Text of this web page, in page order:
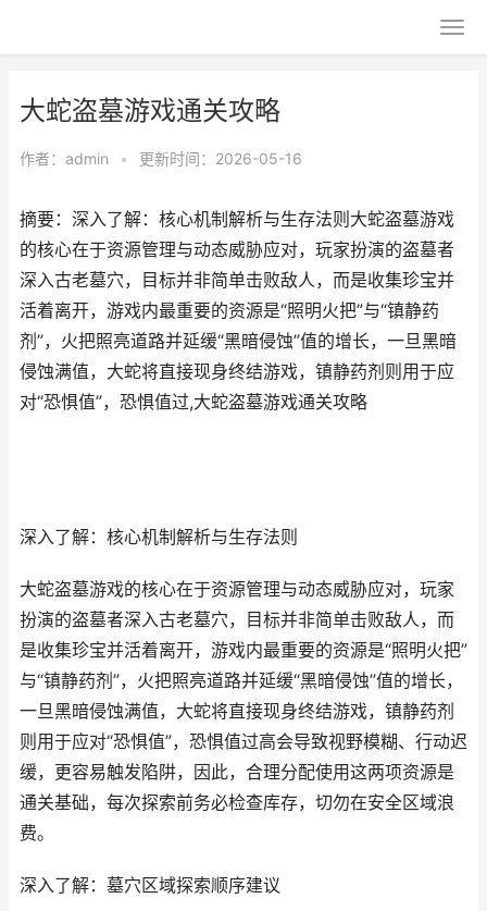
大蛇盗墓游戏通关攻略
作者： admin • 更新时间：2026-05-16
摘要：深入了解：核心机制解析与生存法则大蛇盗墓游戏
的核心在于资源管理与动态威胁应对，玩家扮演的盗墓者
深入古老墓穴，目标并非简单击败敌人，而是收集珍宝并
活着离开，游戏内最重要的资源是“照明火把”与“镇静药
剂”，火把照亮道路并延缓“黑暗侵蚀”值的增长，一旦黑暗
侵蚀满值，大蛇将直接现身终结游戏，镇静药剂则用于应
对“恐惧值”，恐惧值过,大蛇盗墓游戏通关攻略
深入了解：核心机制解析与生存法则
大蛇盗墓游戏的核心在于资源管理与动态威胁应对，玩家
扮演的盗墓者深入古老墓穴，目标并非简单击败敌人，而
是收集珍宝并活着离开，游戏内最重要的资源是“照明火把”
与“镇静药剂”，火把照亮道路并延缓“黑暗侵蚀”值的增长，
一旦黑暗侵蚀满值，大蛇将直接现身终结游戏，镇静药剂
则用于应对“恐惧值”，恐惧值过高会导致视野模糊、行动迟
缓，更容易触发陷阱，因此，合理分配使用这两项资源是
通关基础，每次探索前务必检查库存，切勿在安全区域浪
费。
深入了解：墓穴区域探索顺序建议